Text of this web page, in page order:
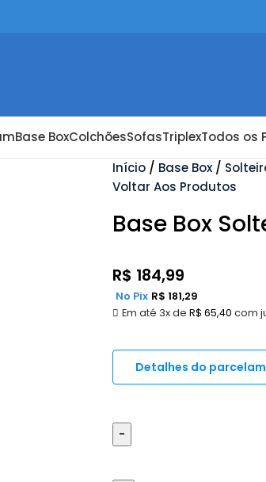
Base BoxColchõesSofasTriplexTodos os
Início Base Box
Voltar Aos Produtos
Base Box
R$ 184,99
Em até 3x de R$ 65,40 com
No Pix R$ 181,29
Detalhes do